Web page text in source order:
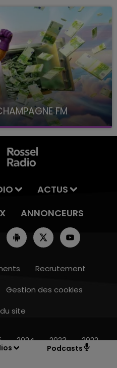
Podcasts
FM
FM, à 8H10
ACTUS
ANNONCEURS
Recrutement
Gestion des cookies
site
2024 2023 2022